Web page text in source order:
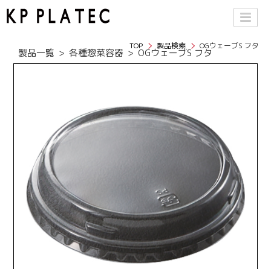
TOP 製品検索 OGウェーブS フタ
製品一覧 各種惣菜容器 OGウェーブS フタ